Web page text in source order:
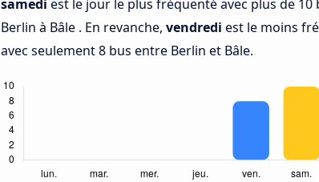
samedi est le jour le plus fréquenté avec plus de 10
Berlin à Bâle . En revanche, vendredi est le moins
avec seulement 8 bus entre Berlin et Bâle.